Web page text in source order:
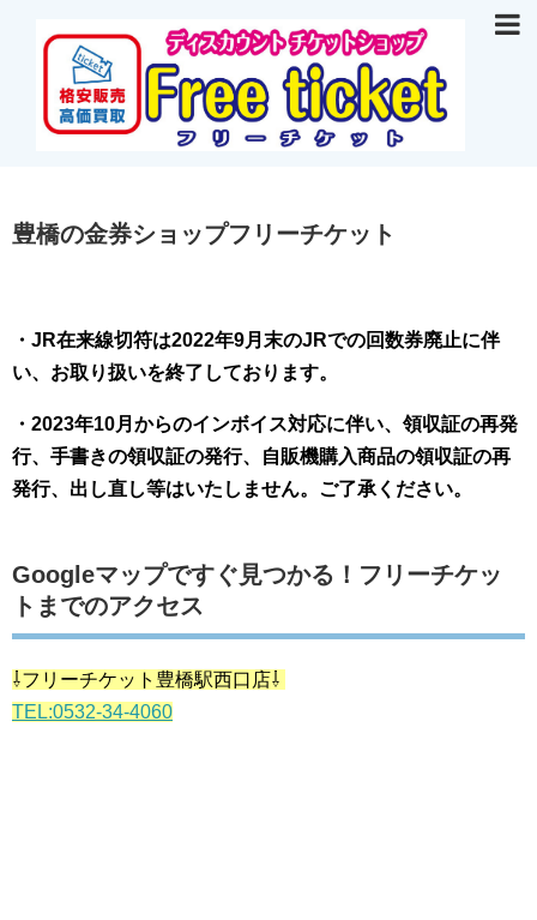
豊橋の金券ショップフリーチケット
・JR在来線切符は2022年9月末のJRでの回数券廃止に伴
い、お取り扱いを終了しております。
・2023年10月からのインボイス対応に伴い、領収証の再発
行、手書きの領収証の発行、自販機購入商品の領収証の再
発行、出し直し等はいたしません。ご了承ください。
Googleマップですぐ見つかる！フリーチケッ
トまでのアクセス
⇩フリーチケット豊橋駅西口店⇩
TEL:0532-34-4060